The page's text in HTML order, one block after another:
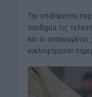
Την επιβάρυνση
πανδημία τις
και οι
κυκλοφόρησαν